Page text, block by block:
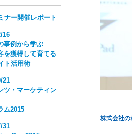
株式会社
ナー開催レポート
16
事例から学ぶ
を獲得して育てる
ト活用術
21
ツ・マーケティン
ム2015
31